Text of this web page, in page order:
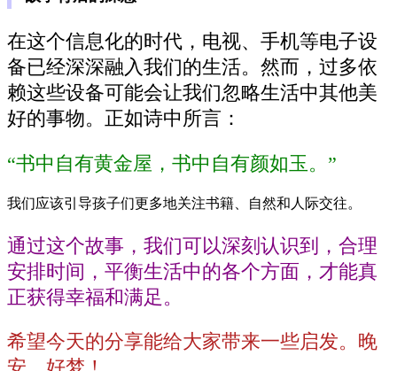
在这个信息化的时代，电视、手机等电子设
备已经深深融入我们的生活。然而，过多依
赖这些设备可能会让我们忽略生活中其他美
好的事物。正如诗中所言：
“书中自有黄金屋，书中自有颜如玉。”
我们应该引导孩子们更多地关注书籍、自然和人际交往。
通过这个故事，我们可以深刻认识到，合理
安排时间，平衡生活中的各个方面，才能真
正获得幸福和满足。
希望今天的分享能给大家带来一些启发。晚